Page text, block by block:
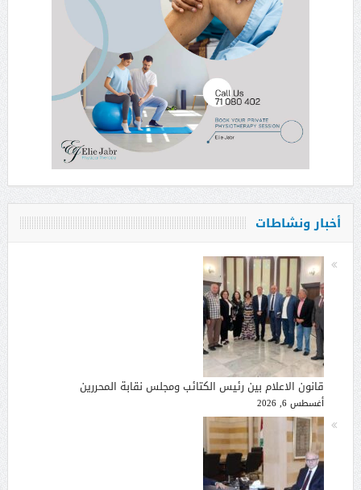
أخبار ونشاطات
قانون الاعلام بين رئيس الكتائب ومجلس نقابة المحررين
أغسطس 6, 2026